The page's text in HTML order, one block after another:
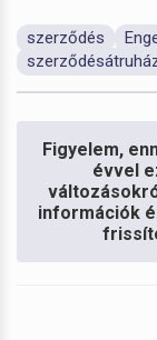
szerződés
Figyelem,
évvel
információk